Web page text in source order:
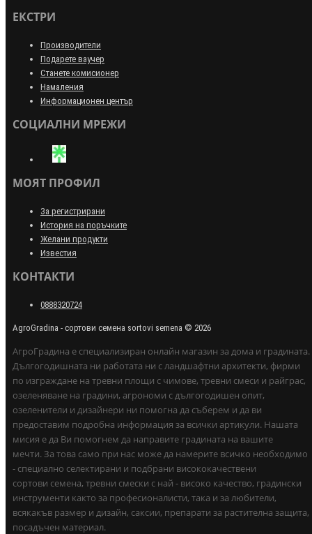
ЕКСТРИ
Производители
Подарете ваучер
Станете комисионер
Намаления
Информационен център
СОЦИАЛНИ МРЕЖИ
МОЯТ ПРОФИЛ
За регистрирани
История на поръчките
Желани продукти
Известия
КОНТАКТИ
0888320724
AgroGradina - сортови семена sortovi semena © 2026
АгроГрадина е специализиран онлайн магазин за дома и градината.
Дългогодишната ни работата ни с ландшафтни архитекти, фирми
по изграждане на тревни площи с чимове, тревни смеси и райграс,
озеленяване на градини, агрономи с дългогодишен опит,
озеленители и дизайнери ни помогна да съберем и да ви
предоставим подробна информация за всички артикули. Нашата
мисия е да Ви помогнем да направите градината на вашите
мечти. За това само при нас може да намерите всичко необходимо
- специално селектирани и подбрани висококачествени
сортови семена, тревни смески с най - високо качество, градински
инструменти както за професионалисти, така и за любители,
всякакъв размер и дизайн, саксии, препарати за растителна защита,
посадъчен материал.